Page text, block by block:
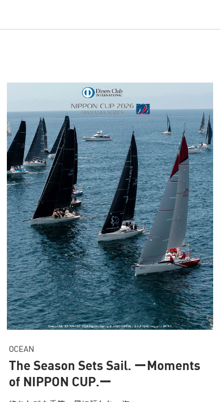
OCEAN
The Season Sets Sail. ーMoments
of NIPPON CUP.ー